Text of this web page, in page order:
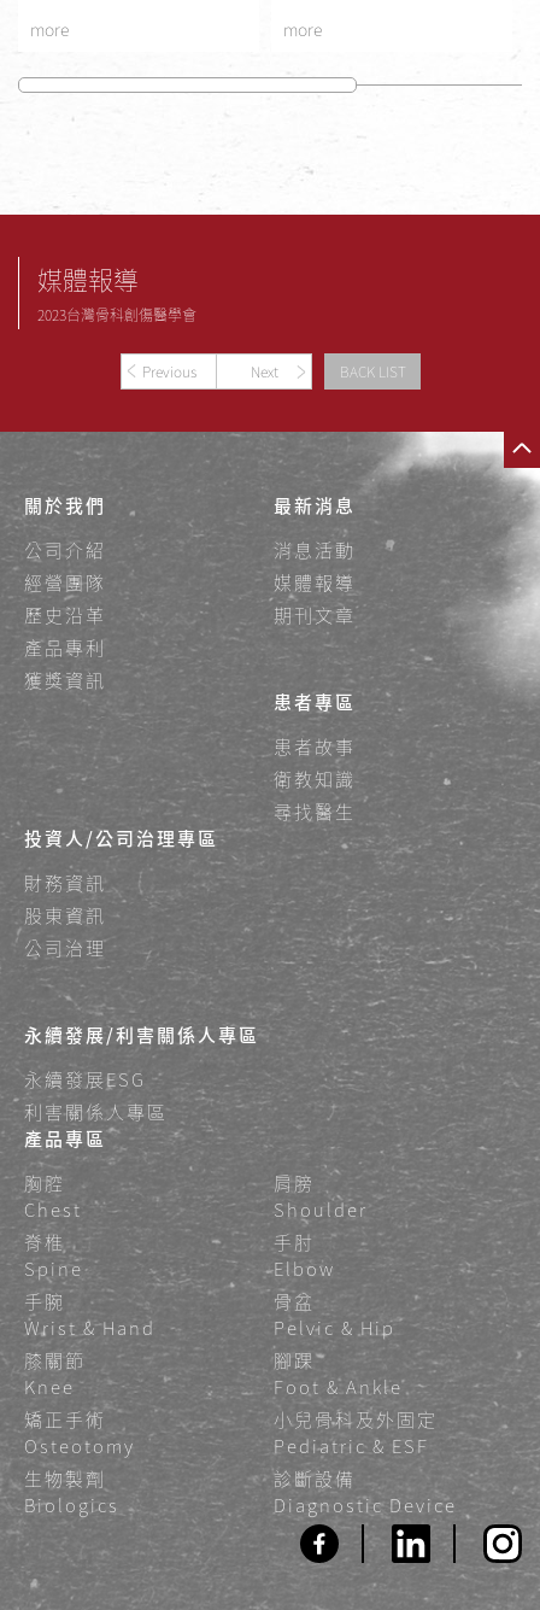
more more
媒體報導
2023台灣骨科創傷醫學會
Previous Next BACK LIST
關於我們
公司介紹
經營團隊
歷史沿革
產品專利
獲獎資訊
最新消息
消息活動
媒體報導
期刊文章
患者專區
患者故事
衛教知識
尋找醫生
投資人/公司治理專區
財務資訊
股東資訊
公司治理
永續發展/利害關係人專區
永續發展ESG
利害關係人專區
產品專區
胸腔
Chest
肩膀
Shoulder
脊椎
Spine
手肘
Elbow
手腕
Wrist & Hand
骨盆
Pelvic & Hip
膝關節
Knee
腳踝
Foot & Ankle
矯正手術
Osteotomy
小兒骨科及外固定
Pediatric & ESF
生物製劑
Biologics
診斷設備
Diagnostic Device